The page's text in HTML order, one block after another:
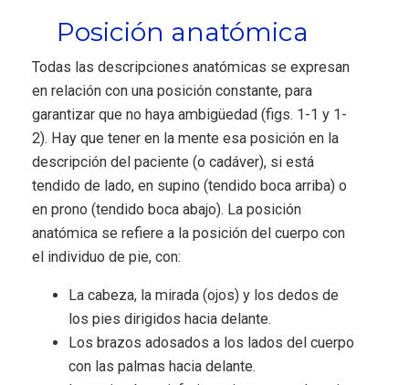
Posición anatómica
Todas las descripciones anatómicas se expresan
en relación con una posición constante, para
garantizar que no haya ambigüedad (figs. 1-1 y 1-
2). Hay que tener en la mente esa posición en la
descripción del paciente (o cadáver), si está
tendido de lado, en supino (tendido boca arriba) o
en prono (tendido boca abajo). La posición
anatómica se refiere a la posición del cuerpo con
el individuo de pie, con:
La cabeza, la mirada (ojos) y los dedos de
los pies dirigidos hacia delante.
Los brazos adosados a los lados del cuerpo
con las palmas hacia delante.